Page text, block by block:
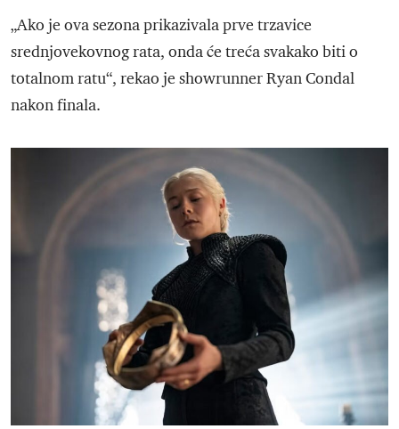
„Ako je ova sezona prikazivala prve trzavice
srednjovekovnog rata, onda će treća svakako biti o
totalnom ratu“, rekao je showrunner Ryan Condal
nakon finala.